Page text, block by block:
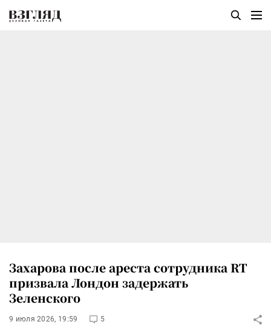
Захарова после ареста сотрудника RT
призвала Лондон задержать
Зеленского
9 июля 2026, 19:59 5